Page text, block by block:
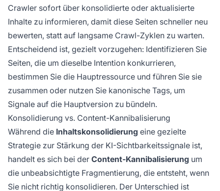
Crawler sofort über konsolidierte oder aktualisierte
Inhalte zu informieren, damit diese Seiten schneller neu
bewerten, statt auf langsame Crawl-Zyklen zu warten.
Entscheidend ist, gezielt vorzugehen: Identifizieren Sie
Seiten, die um dieselbe Intention konkurrieren,
bestimmen Sie die Hauptressource und führen Sie sie
zusammen oder nutzen Sie kanonische Tags, um
Signale auf die Hauptversion zu bündeln.
Konsolidierung vs. Content-Kannibalisierung
Während die Inhaltskonsolidierung eine gezielte
Strategie zur Stärkung der KI-Sichtbarkeitssignale ist,
handelt es sich bei der Content-Kannibalisierung um
die unbeabsichtigte Fragmentierung, die entsteht, wenn
Sie nicht richtig konsolidieren. Der Unterschied ist